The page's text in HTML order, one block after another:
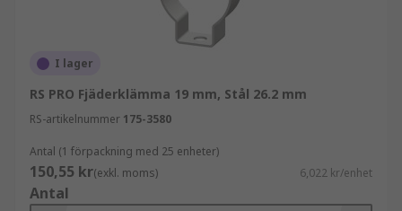
I lager
RS PRO Fjäderklämma 19 mm, Stål 26.2 mm
RS-artikelnummer 175-3580
Antal (1 förpackning med 25 enheter)
150,55 kr(exkl. moms) 6,022 kr/enhet
Antal